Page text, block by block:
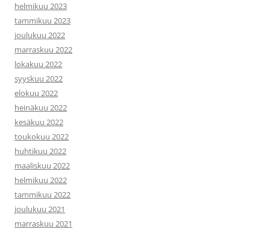
helmikuu 2023
tammikuu 2023
joulukuu 2022
marraskuu 2022
lokakuu 2022
syyskuu 2022
elokuu 2022
heinäkuu 2022
kesäkuu 2022
toukokuu 2022
huhtikuu 2022
maaliskuu 2022
helmikuu 2022
tammikuu 2022
joulukuu 2021
marraskuu 2021